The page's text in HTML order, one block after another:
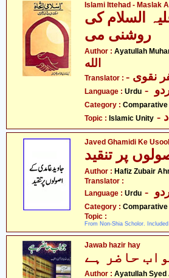
Islami Ittehad - Maslak
السلام کی
روشنی می
Author : Ayatullah
الله
Translator : نقوی
Language : Urdu
Category : Comparative
Topic : Islamic Unity
Javed Ghamidi Ke
Author : Hafiz Zubair
Translator :
Language : Urdu
Category : Comparative
Topic :
From Non-Shia Scholor.
Jawab hazir hay
Author : Ayatullah Syed